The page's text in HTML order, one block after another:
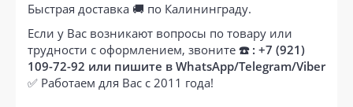
Быстрая доставка 🚚 по Калининграду.
Если у Вас возникают вопросы по товару или
трудности с оформлением, звоните ☎️ : +7 (921)
109-72-92 или пишите в WhatsApp/Telegram/Viber
✅ Работаем для Вас с 2011 года!